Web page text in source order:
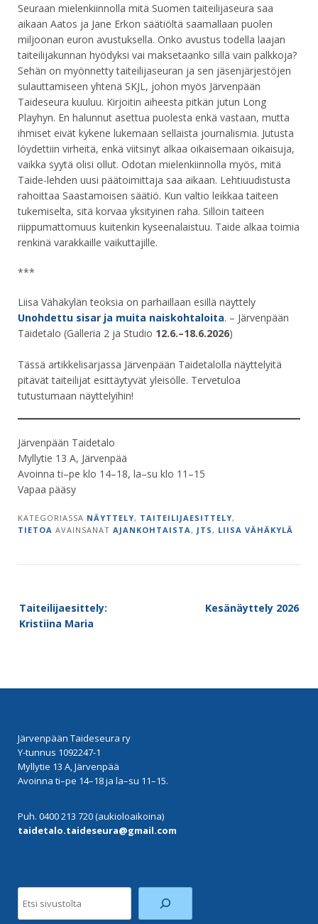
Seuraan mielenkiinnolla mitä Suomen taiteilijaseura saa
aikaan Aatos ja Jane Erkon säätiöltä saamallaan puolen
miljoonan euron avustuksella. Onko avustus todella laajan
taiteilijakunnan hyödyksi vai maksetaanko sillä vain palkkoja?
Sehän on myönnetty taiteilijaseuran ja sen jäsenjärjestöjen
sulauttamiseen yhtenä SKJL, johon myös Järvenpään
Taideseura kuuluu. Kirjoitin aiheesta pitkän jutun Long
Playhyn. En halunnut asettua puolesta enkä vastaan, mutta
ihmiset eivät kykene lukemaan sellaista journalismia. Jutusta
löydettiin virheitä, enkä viitsinyt alkaa oikaisemaan oikaisuja,
vaikka syytä olisi ollut. Odotan mielenkiinnolla myös, mitä
Taide-lehden uusi päätoimittaja saa aikaan. Lehtiuudistusta
rahoittaa Saastamoisen säätiö. Kun valtio leikkaa taiteen
tukemiselta, sitä korvaa yksityinen raha. Silloin taiteen
riippumattomuus kuitenkin kyseenalaistuu. Taide alkaa toimia
renkinä varakkaille vaikuttajille.
***
Liisa Vähäkylän teoksia on parhaillaan esillä näyttely
Unohdettu sisar ja muita naiskohtaloita. – Järvenpään
Taidetalo (Galleria 2 ja Studio 12.6.–18.6.2026)
Tässä artikkelisarjassa Järvenpään Taidetalolla näyttelyitä
pitävät taiteilijat esittäytyvät yleisölle. Tervetuloa
tutustumaan näyttelyihin!
Järvenpään Taidetalo
Myllytie 13 A, Järvenpää
Avoinna ti–pe klo 14–18, la–su klo 11–15
Vapaa pääsy
KATEGORIASSA NÄYTTELY, TAITEILIJAESITTELY,
TIETOA AVAINSANAT AJANKOHTAISTA , JTS , LIISA VÄHÄKYLÄ
navigation
Taiteilijaesittely:
Kristiina Maria
Kesänäyttely 2026
Järvenpään Taideseura ry
Y-tunnus 1092247-1
Myllytie 13 A, Järvenpää
Avoinna ti–pe 14–18 ja la–su 11–15.
Puh. 0400 213 720 (aukioloaikoina)
taidetalo.taideseura@gmail.com